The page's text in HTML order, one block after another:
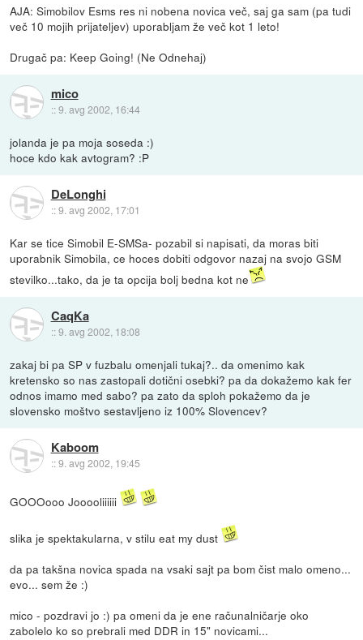
AJA: Simobilov Esms res ni nobena novica več, saj ga sam (pa tudi
več 10 mojih prijateljev) uporabljam že več kot 1 leto!
Drugač pa: Keep Going! (Ne Odnehaj)
mico
::9. avg 2002, 16:44
jolanda je pa moja soseda :)
hoce kdo kak avtogram? :P
DeLonghi
::9. avg 2002, 17:01
Kar se tice Simobil E-SMSa- pozabil si napisati, da moras biti
uporabnik Simobila, ce hoces dobiti odgovor nazaj na svojo GSM
stevilko...tako, da je ta opcija bolj bedna kot ne
CaqKa
::9. avg 2002, 18:08
zakaj bi pa SP v fuzbalu omenjali tukaj?.. da omenimo kak
kretensko so nas zastopali dotični osebki? pa da dokažemo kak fer
odnos imamo med sabo? pa zato da sploh pokažemo da je
slovensko moštvo sestavljeno iz 100% Slovencev?
Kaboom
::9. avg 2002, 19:45
GOOOooo Jooooliiiiii
slika je spektakularna, v stilu eat my dust
da pa takšna novica spada na vsaki sajt pa bom čist malo omeno...
evo... sem že :)
mico - pozdravi jo :) pa omeni da je ene računalničarje oko
zabolelo ko so prebrali med DDR in 15" novicami...